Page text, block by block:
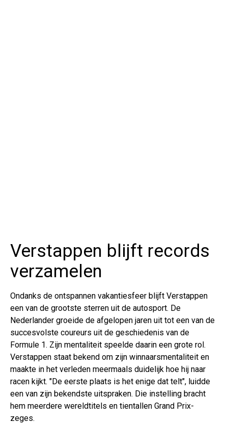
Verstappen blijft records
verzamelen
Ondanks de ontspannen vakantiesfeer blijft Verstappen
een van de grootste sterren uit de autosport. De
Nederlander groeide de afgelopen jaren uit tot een van de
succesvolste coureurs uit de geschiedenis van de
Formule 1. Zijn mentaliteit speelde daarin een grote rol.
Verstappen staat bekend om zijn winnaarsmentaliteit en
maakte in het verleden meermaals duidelijk hoe hij naar
racen kijkt. "De eerste plaats is het enige dat telt", luidde
een van zijn bekendste uitspraken. Die instelling bracht
hem meerdere wereldtitels en tientallen Grand Prix-
zeges.